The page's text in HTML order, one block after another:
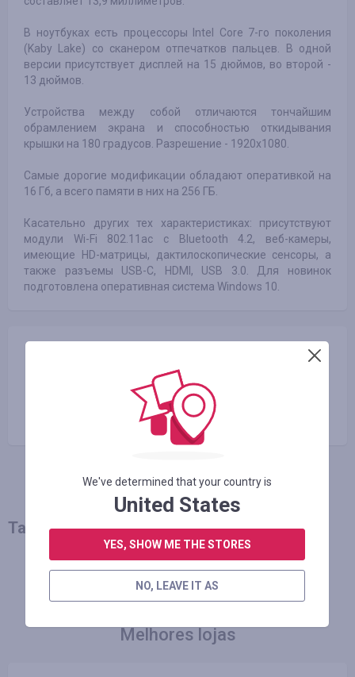
В ноутбуках есть процессоры Intel Core 7-го поколения
(Kaby Lake) со сканером отпечатков пальцев. В одной
версии присутствует дисплей на 15 дюймов, во второй -
13 дюймов.
Устройства между собой отличаются тончайшим
обрамлением экрана и способностью откидывания
крышки на 180 градусов. Разрешение - 1920х1080.
Самые дорогие модификации обладают оперативкой на
16 Гб, а всего памяти в них на 256 ГБ.
Касательно других тех характеристиках: присутствуют
модули Wi-Fi 802.11ac с Bluetooth 4.2, веб-камеры,
имеющие HD-матрицы, дактилоскопические сенсоры, а
также разъемы USB-C, HDMI, USB 3.0. Для новинок
подготовлена оперативная система Windows 10.
Copiar o link
Talvez você também goste
Melhores lojas
We've determined that your country is
United States
YES, SHOW ME THE STORES
NO, LEAVE IT AS